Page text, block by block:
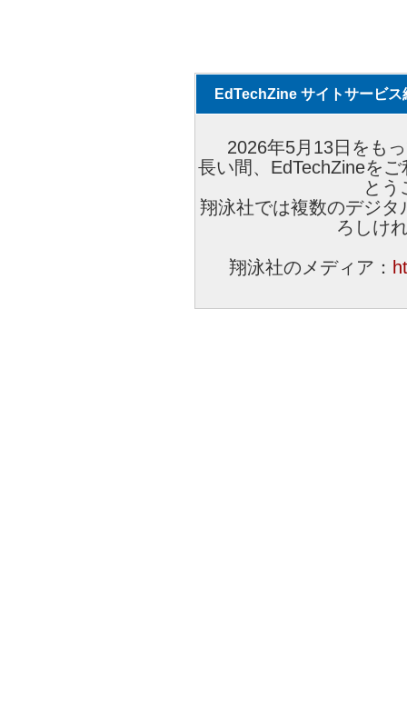
EdTechZine サイトサービス
2026年5月13日をも
長い間、EdTechZineを
とう
翔泳社では複数のデジ
ろしけ
翔泳社のメディア：